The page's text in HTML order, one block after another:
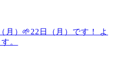
月）🌱22日（月）です！ よ
。